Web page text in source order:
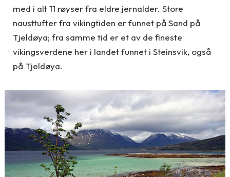
med i alt 11 røyser fra eldre jernalder. Store
nausttufter fra vikingtiden er funnet på Sand på
Tjeldøya; fra samme tid er et av de fineste
vikingsverdene her i landet funnet i Steinsvik, også
på Tjeldøya.